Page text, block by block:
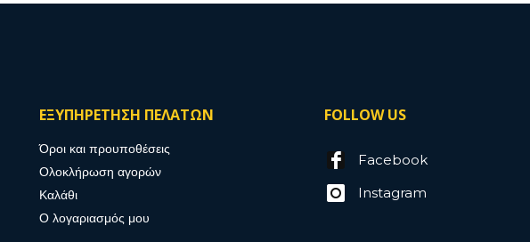
ΕΞΥΠΗΡΕΤΗΣΗ ΠΕΛΑΤΩΝ
Όροι και προυποθέσεις
Ολοκλήρωση αγορών
Καλάθι
Ο λογαριασμός μου
FOLLOW US
Facebook
Instagram